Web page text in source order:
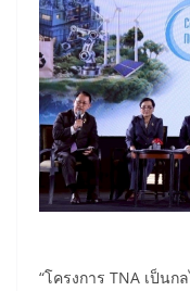
“โครงการ TNA เป็น